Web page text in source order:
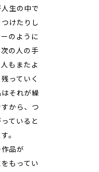
生の中で
けたりし
のように
の人の手
もまたよ
っていく
それが繰
から、つ
ていると
。
品が
もってい